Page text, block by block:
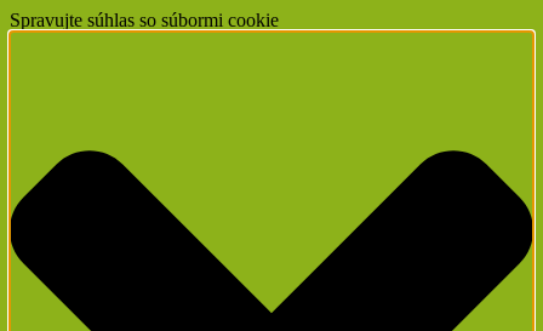
Spravujte súhlas so súbormi cookie